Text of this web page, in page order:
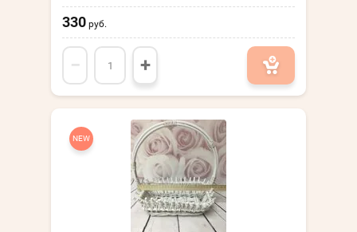
330 руб.
− +
NEW